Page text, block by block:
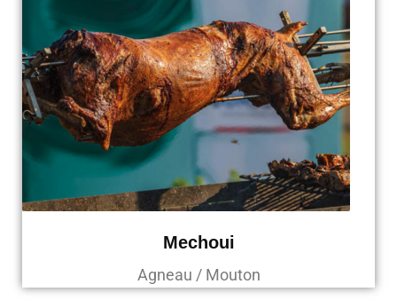
Mechoui
Agneau / Mouton